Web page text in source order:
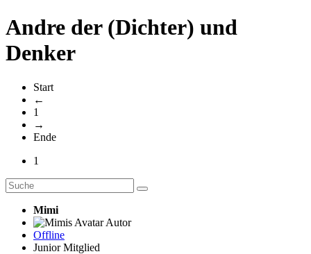
Andre der (Dichter) und
Denker
Start
←
1
→
Ende
1
Mimi
Autor
Offline
Junior Mitglied